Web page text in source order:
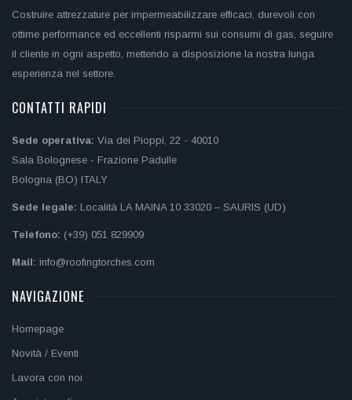
Costruire attrezzature per impermeabilizzare efficaci, durevoli con
ottime performance ed eccellenti risparmi sui consumi di gas, seguire
il cliente in ogni aspetto, mettendo a disposizione la nostra lunga
esperienza nel settore.
CONTATTI RAPIDI
Sede operativa: Via dei Pioppi, 22 - 40010
Sala Bolognese - Frazione Padulle
Bologna (BO) ITALY
Sede legale: Località LA MAINA 10 33020 – SAURIS (UD)
Telefono: (+39) 051 829909
Mail: info@roofingtorches.com
NAVIGAZIONE
Homepage
Novità / Eventi
Lavora con noi